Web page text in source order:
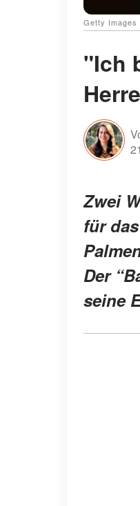
Getty Images
"Ich
Zwei
für
Der
seine